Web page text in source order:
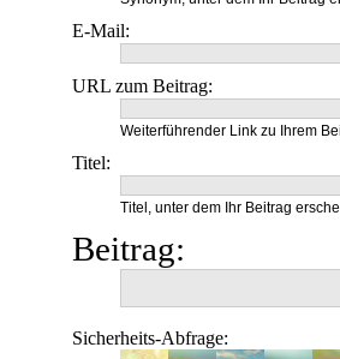
E-Mail:
URL zum Beitrag:
Weiterführender Link zu Ihrem
Titel:
Titel, unter dem Ihr Beitrag
Beitrag:
Sicherheits-Abfrage: